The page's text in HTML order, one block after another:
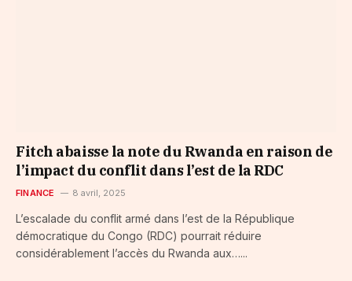
Fitch abaisse la note du Rwanda en raison de
l’impact du conflit dans l’est de la RDC
FINANCE 8 avril, 2025
L’escalade du conflit armé dans l’est de la République
démocratique du Congo (RDC) pourrait réduire
considérablement l’accès du Rwanda aux…...